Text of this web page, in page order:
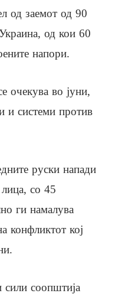
од заемот од 90
од кои 60
напори.
очекува во јуни,
и системи против
руски напади
со 45
ги намалува
конфликтот кој
сили соопштија